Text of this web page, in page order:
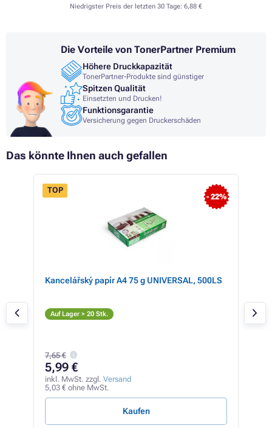
Niedrigster Preis der letzten 30 Tage: 6,88 €
Die Vorteile von TonerPartner Premium
Höhere Druckkapazität
TonerPartner-Produkte sind günstiger
Spitzen Qualität
Einsetzten und Drucken!
Funktionsgarantie
Versicherung gegen Druckerschäden
Das könnte Ihnen auch gefallen
- 22%
TOP
Kancelářský papír A4 75 g UNIVERSAL, 500LS
Auf Lager > 20 Stk.
7,65 €
5,99 €
inkl. MwSt. zzgl. Versand
5,03 € ohne MwSt.
Kaufen